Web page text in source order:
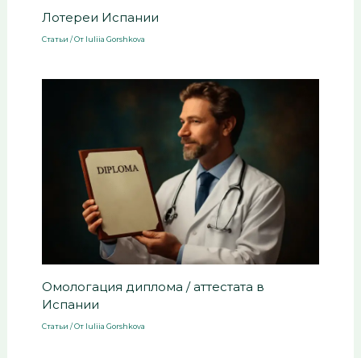
Лотереи Испании
Статьи / От Iuliia Gorshkova
Омологация диплома / аттестата в
Испании
Статьи / От Iuliia Gorshkova